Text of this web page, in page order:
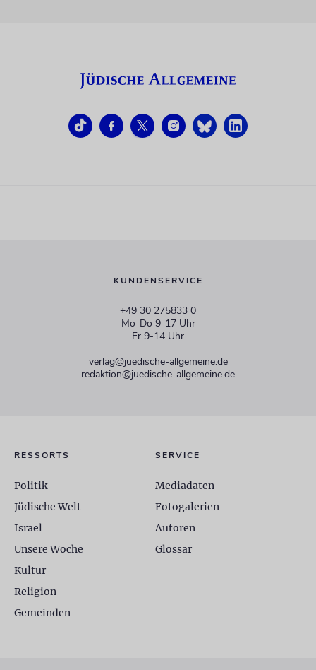
KUNDENSERVICE
+49 30 275833 0
Mo-Do 9-17 Uhr
Fr 9-14 Uhr
verlag@juedische-allgemeine.de
redaktion@juedische-allgemeine.de
RESSORTS
Politik
Jüdische Welt
Israel
Unsere Woche
Kultur
Religion
Gemeinden
SERVICE
Mediadaten
Fotogalerien
Autoren
Glossar